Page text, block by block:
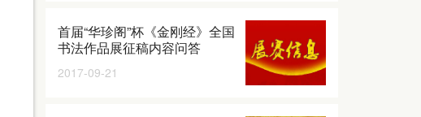
首届“华珍阁”杯《金刚经》全国
书法作品展征稿内容问答
2017-09-21